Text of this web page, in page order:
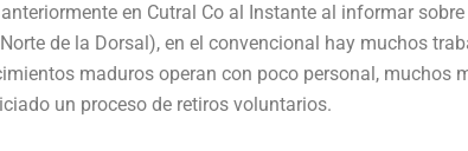
en Cutral Co al Instante al informar
de la Dorsal), en el convencional hay muchos
maduros operan con poco personal, muchos
un proceso de retiros voluntarios.